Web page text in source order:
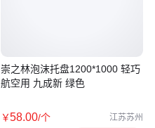
崇之林泡沫托盘1200*1000 轻巧
航空用 九成新 绿色
￥58.00/个 江苏苏州